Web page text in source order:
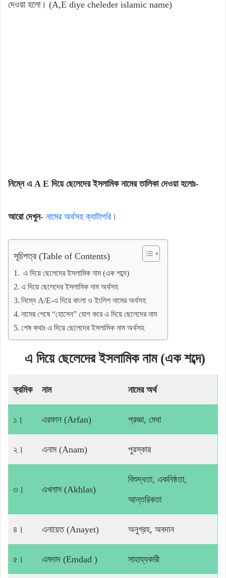
দেওয়া হলো। (A,E diye cheleder islamic name)
নিম্নে এ A E দিয়ে ছেলেদের ইসলামিক নামের তালিকা দেওয়া হলোঃ-
আরো দেখুন- নামের অর্থসহ ক্যাটাগরি।
সূচিপত্র (Table of Contents)
এ দিয়ে ছেলেদের ইসলামিক নাম (এক শব্দে)
এ দিয়ে ছেলেদের ইসলামিক নাম অর্থসহ
নিম্নে A/E-এ দিয়ে বাংলা ও ইংলিশ নামের অর্থসহ
নামের শেষে “হোসেন” যোগ করে এ দিয়ে ছেলেদের নাম
শেষ কথাঃ এ দিয়ে ছেলেদের ইসলামিক নাম অর্থসহ
এ দিয়ে ছেলেদের ইসলামিক নাম (এক শব্দে)
ক্রমিক নাম নামের অর্থ
১। এরফান (Arfan) প্রজ্ঞা, মেধা
২। এনাম (Anam) পুরস্কার
৩। এখলাস (Akhlas)
বিশুদ্ধতা, একনিষ্ঠতা,
আন্তরিকতা
৪। এনায়েত (Anayet) অনুগ্রহ, অবদান
৫। এমদাদ (Emdad ) সাহায্যকারী